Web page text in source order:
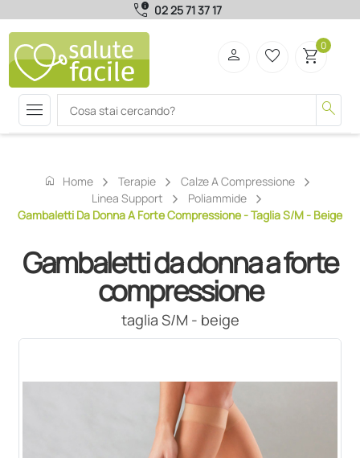
call_quality 02 25 71 37 17
menu search
person favorite_border shopping_cart0
home Home Terapie
Calze A Compressione
Linea Support
Poliammide
Gambaletti Da Donna A Forte Compressione - Taglia S/M - Beige
Gambaletti da donna a forte
compressione
taglia S/M - beige